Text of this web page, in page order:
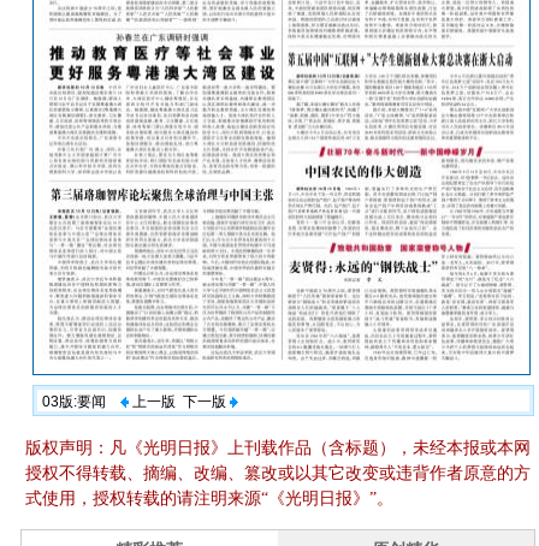
03版:要闻 上一版 下一版
版权声明：凡《光明日报》上刊载作品（含标题），未经本报或本网
授权不得转载、摘编、改编、篡改或以其它改变或违背作者原意的方
式使用，授权转载的请注明来源“《光明日报》”。